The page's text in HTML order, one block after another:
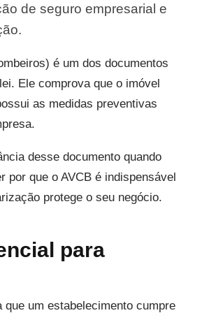
de seguro empresarial e
é um dos documentos
Ele comprova que o imóvel
as medidas preventivas
desse documento quando
por que o AVCB é indispensável
protege o seu negócio.
para
um estabelecimento cumpre